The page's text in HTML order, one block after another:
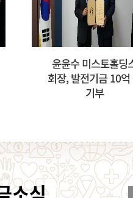
윤윤수 미스토홀딩
회장, 발전기금 10억
기부